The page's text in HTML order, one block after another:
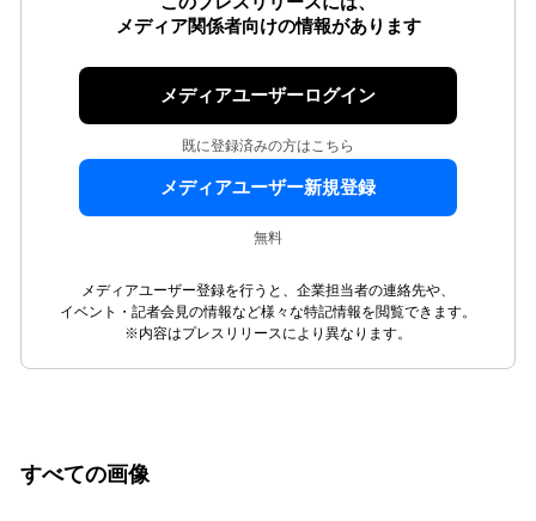
メディア関係者向けの情報があります
メディアユーザーログイン
既に登録済みの方はこちら
メディアユーザー新規登録
無料
メディアユーザー登録を行うと、企業担当者の連絡先や、
イベント・記者会見の情報など様々な特記情報を閲覧できます。
※内容はプレスリリースにより異なります。
すべての画像